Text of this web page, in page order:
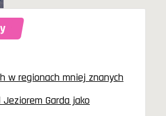
w regionach mniej znanych
Garda jako